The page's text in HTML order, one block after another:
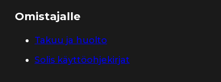
Omistajalle
Takuu ja huolto
Solis käyttöohjekirjat